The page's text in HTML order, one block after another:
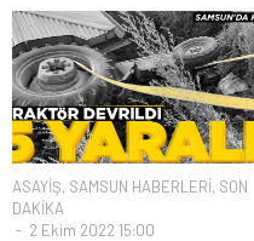
ASAYİŞ, SAMSUN HABERLERİ, SON
DAKİKA
2 Ekim 2022 15:00